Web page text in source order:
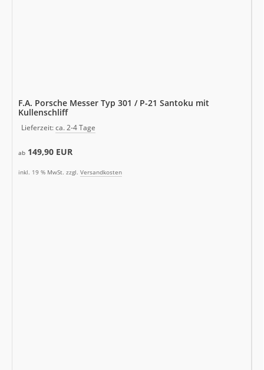
F.A. Porsche Messer Typ 301 / P-21 Santoku mit
Kullenschliff
Lieferzeit:ca. 2-4 Tage
ab 149,90 EUR
inkl. 19 % MwSt. zzgl. Versandkosten